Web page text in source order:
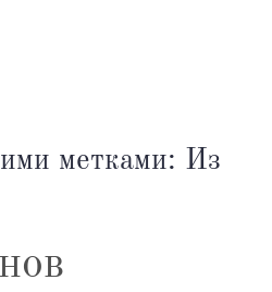
метками: Из